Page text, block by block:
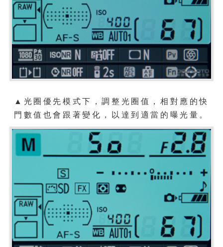
▲光圈優先模式下，調整光圈值，相對應的快
門數值也會跟著變化，以達到適當的曝光量。